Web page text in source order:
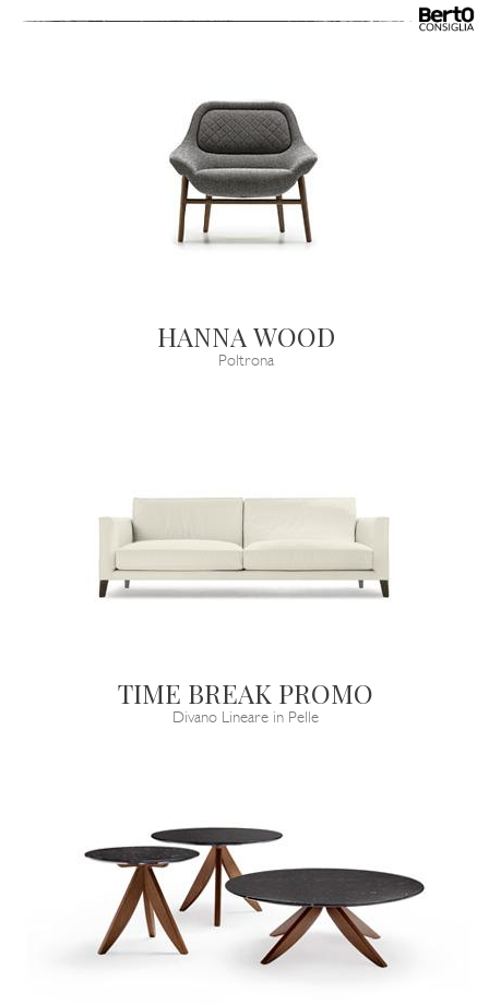
HANNA WOOD
Poltrona
TIME BREAK PROMO
Divano Lineare in Pelle